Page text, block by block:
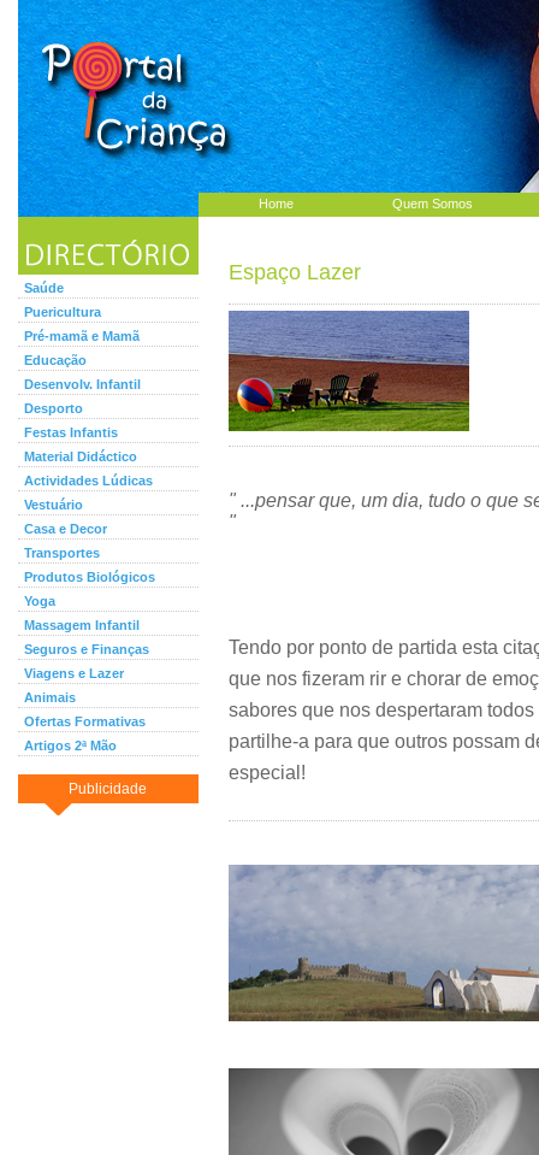
Home Quem Somos
Saúde
Puericultura
Pré-mamã e Mamã
Educação
Desenvolv. Infantil
Desporto
Festas Infantis
Material Didáctico
Actividades Lúdicas
Vestuário
Casa e Decor
Transportes
Produtos Biológicos
Yoga
Massagem Infantil
Seguros e Finanças
Viagens e Lazer
Animais
Ofertas Formativas
Artigos 2ª Mão
Publicidade
Espaço Lazer
" ...pensar que, um dia, tudo o que
"
Tendo por ponto de partida esta
que nos fizeram rir e chorar de
sabores que nos despertaram
partilhe-a para que outros possam
especial!